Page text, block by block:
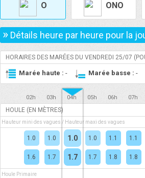
O ONO
» Détails heure par heure pour la
HORAIRES DES MARÉES DU VENDREDI 25/07
Marée haute : - Marée basse : -
02h 03h 04h 05h 06h 07h
HOULE (EN MÈTRES)
Hauteur mini des vagues / Hauteur maxi des vagues
1.0 1.0 1.0 1.0 1.1 1.1
1.6 1.7 1.7 1.7 1.8 1.8
Houle Primaire